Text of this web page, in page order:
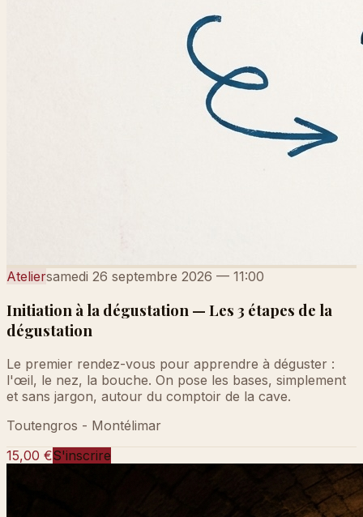
Ateliersamedi 26 septembre 2026 — 11:00
Initiation à la dégustation — Les 3 étapes de la
dégustation
Le premier rendez-vous pour apprendre à déguster :
l'œil, le nez, la bouche. On pose les bases, simplement
et sans jargon, autour du comptoir de la cave.
Toutengros - Montélimar
15,00 €S'inscrire